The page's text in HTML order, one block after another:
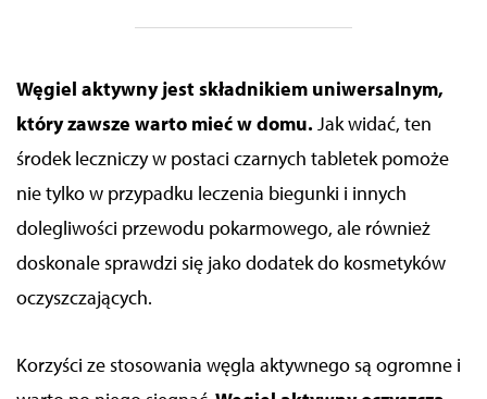
Węgiel aktywny jest składnikiem uniwersalnym,
który zawsze warto mieć w domu. Jak widać, ten
środek leczniczy w postaci czarnych tabletek pomoże
nie tylko w przypadku leczenia biegunki i innych
dolegliwości przewodu pokarmowego, ale również
doskonale sprawdzi się jako dodatek do kosmetyków
oczyszczających.
Korzyści ze stosowania węgla aktywnego są ogromne i